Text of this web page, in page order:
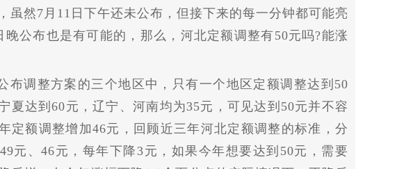
虽然7月11日下午还未公布，但接下来的每一分钟都可能亮
晚公布也是有可能的，那么，河北定额调整有50元吗?能涨
布调整方案的三个地区中，只有一个地区定额调整达到50
夏达到60元，辽宁、河南均为35元，可见达到50元并不容
定额调整增加46元，回顾近三年河北定额调整的标准，分
元、46元，每年下降3元，如果今年想要达到50元，需要